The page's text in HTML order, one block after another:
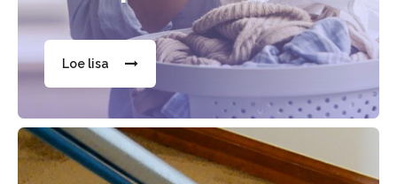
Loe lisa